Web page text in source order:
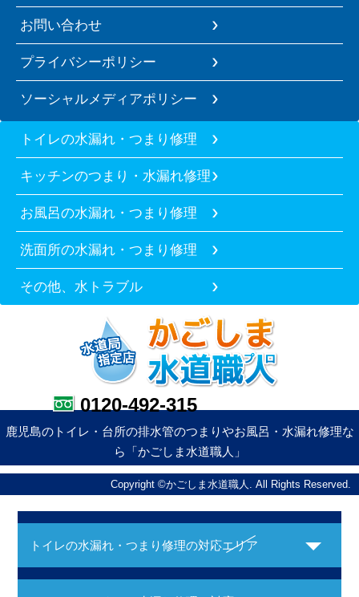
お問い合わせ
プライバシーポリシー
ソーシャルメディアポリシー
トイレの水漏れ・つまり修理
キッチンのつまり・水漏れ修理
お風呂の水漏れ・つまり修理
洗面所の水漏れ・つまり修理
その他、水トラブル
0120-492-315
鹿児島のトイレ・台所の排水管のつまりやお風呂・水漏れ修理な
ら「かごしま水道職人」
Copyright ©かごしま水道職人. All Rights Reserved.
トイレの水漏れ・つまり修理の対応エリア